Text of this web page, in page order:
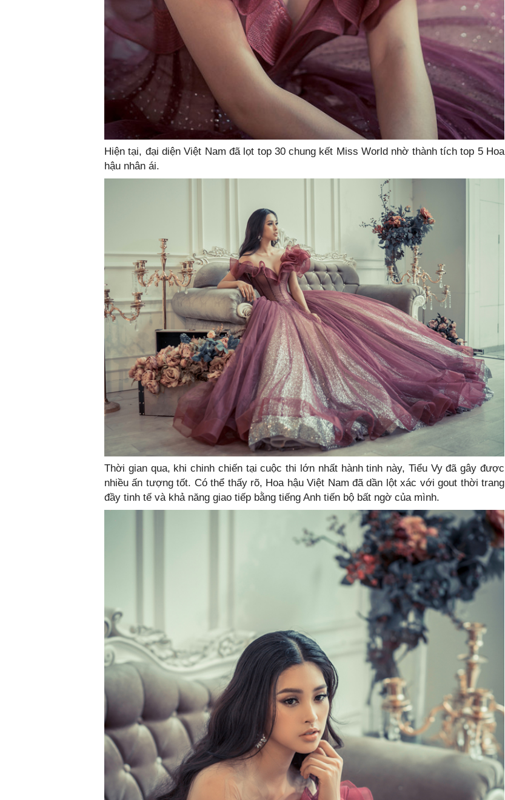
Hiện tại, đại diện Việt Nam đã lọt top 30 chung kết Miss World nhờ thành tích top 5 Hoa
hậu nhân ái.
Thời gian qua, khi chinh chiến tại cuộc thi lớn nhất hành tinh này, Tiểu Vy đã gây được
nhiều ấn tượng tốt. Có thể thấy rõ, Hoa hậu Việt Nam đã dần lột xác với gout thời trang
đầy tinh tế và khả năng giao tiếp bằng tiếng Anh tiến bộ bất ngờ của mình.